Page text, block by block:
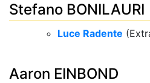
Stefano BONILAURI
Luce Radente
Aaron EINBOND